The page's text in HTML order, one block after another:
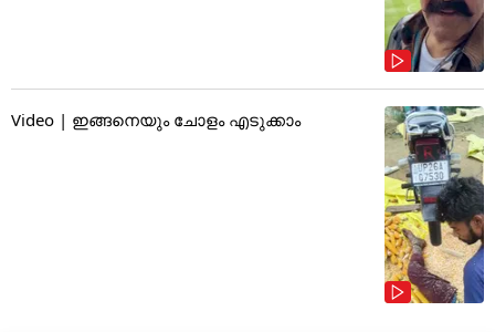
Video | ഇങ്ങനെയും ചോളം എടുക്കാം